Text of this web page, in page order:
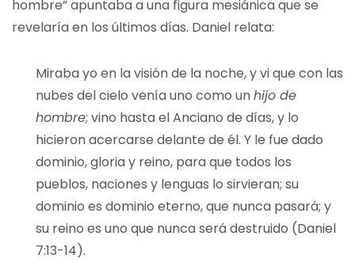
hombre” apuntaba a una figura mesiánica que se
revelaría en los últimos días. Daniel relata:
Miraba yo en la visión de la noche, y vi que con las
nubes del cielo venía uno como unhijo de
hombre; vino hasta el Anciano de días, y lo
hicieron acercarse delante de él. Y le fue dado
dominio, gloria y reino, para que todos los
pueblos, naciones y lenguas lo sirvieran; su
dominio es dominio eterno, que nunca pasará; y
su reino es uno que nunca será destruido (Daniel
7:13-14).